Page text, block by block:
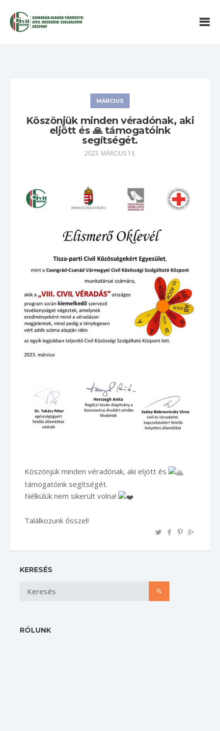
MÁRCIUS
Köszönjük minden véradónak, aki
eljött és 🙏 támogatóink
segítségét.
2023. MÁRCIUS 13.
Köszönjük minden véradónak, aki eljött és
támogatóink segítségét.
Nélkülük nem sikerült volna!
Találkozunk ősszel!
KERESÉS
RÓLUNK